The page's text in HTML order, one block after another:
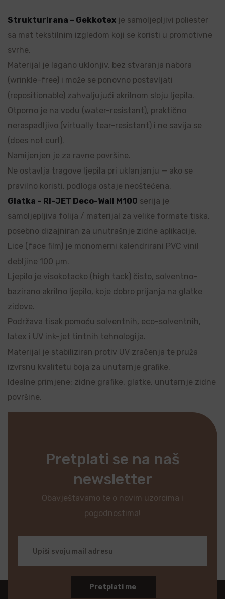
Strukturirana – Gekkotex je samoljepljivi poliester
sa mat tekstilnim izgledom koji se koristi u promotivne
svrhe.
Materijal je lagano uklonjiv, bez stvaranja nabora
(wrinkle-free) i može se ponovno postavljati
(repositionable) zahvaljujući akrilnom sloju ljepila.
Otporno je na vodu (water-resistant), praktično
neraspadljivo (virtually tear-resistant) i ne savija se
(does not curl).
Namijenjen je za ravne površine.
Ne ostavlja tragove ljepila pri uklanjanju — ako se
pravilno koristi, podloga ostaje neoštećena.
Glatka – RI-JET Deco-Wall M100 serija je
samoljepljiva folija / materijal za velike formate tiska,
posebno dizajniran za unutrašnje zidne aplikacije.
Lice (face film) je monomerni kalendrirani PVC vinil
debljine 100 µm.
Ljepilo je visokotacko (high tack) čisto, solventno-
bazirano akrilno ljepilo, koje dobro prijanja na glatke
zidove.
Podržava tisak pomoću solventnih, eco-solventnih,
latex i UV ink-jet tintnih tehnologija.
Materijal je stabiliziran protiv UV zračenja te pruža
izvrsnu kvalitetu boja za unutarnje grafike.
Idealne primjene: zidne grafike, glatke, unutarnje zidne
površine.
Pretplati se na naš
newsletter
Obavještavamo te o novim uzorcima i
pogodnostima!
Pretplati me